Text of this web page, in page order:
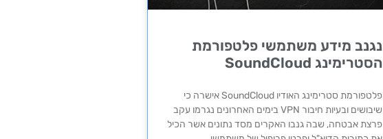
נגנב מידע משתמשי פלטפורמת
הסטרימינג SoundCloud
פלטפורמת סטרימינג האודיו SoundCloud אישרה כי
שיבושים ובעיות חיבור VPN בימים האחרונים נגרמו עקב
פרצת אבטחה, שבה גנבו האקרים מסד נתונים אשר הכיל